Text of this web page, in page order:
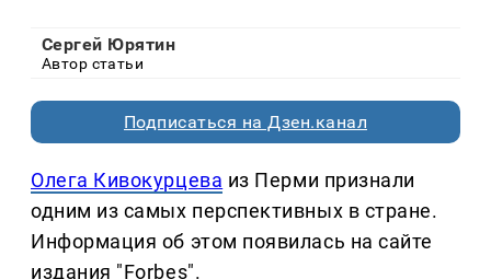
Сергей Юрятин
Автор статьи
Подписаться на Дзен.канал
Олега Кивокурцева из Перми признали
одним из самых перспективных в стране.
Информация об этом появилась на сайте
издания "Forbes".